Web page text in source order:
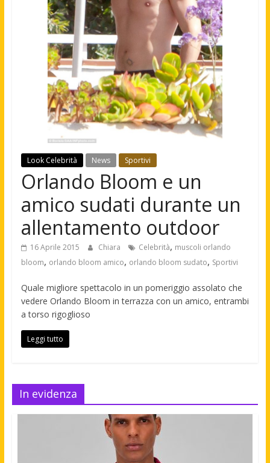
Look Celebrità News Sportivi
Orlando Bloom e un
amico sudati durante un
allentamento outdoor
16 Aprile 2015 Chiara Celebrità, muscoli orlando
bloom, orlando bloom amico, orlando bloom sudato, Sportivi
Quale migliore spettacolo in un pomeriggio assolato che
vedere Orlando Bloom in terrazza con un amico, entrambi
a torso rigoglioso
Leggi tutto
In evidenza